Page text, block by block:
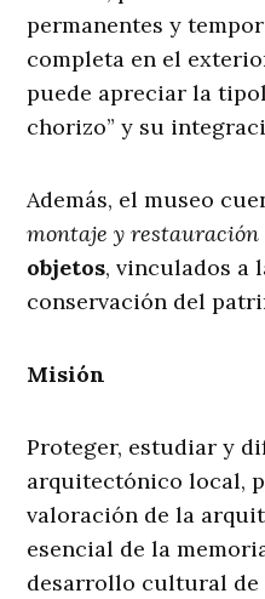
permanentes y
completa en el
puede apreciar la
chorizo” y su
Además, el museo
montaje y restauración
objetos, vinculados a
conservación del
Misión
Proteger, estudiar y
arquitectónico local,
valoración de la
esencial de la
desarrollo cultural de